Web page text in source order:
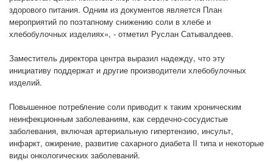
здорового питания. Одним из документов является План
мероприятий по поэтапному снижению соли в хлебе и
хлебобулочных изделиях», - отметил Руслан Сатывалдеев.
Заместитель директора центра выразил надежду, что эту
инициативу поддержат и другие производители хлебобулочных
изделий.
Повышенное потребление соли приводит к таким хроническим
неинфекционным заболеваниям, как сердечно-сосудистые
заболевания, включая артериальную гипертензию, инсульт,
инфаркт, ожирение, развитие сахарного диабета II типа и некоторые
виды онкологических заболеваний.